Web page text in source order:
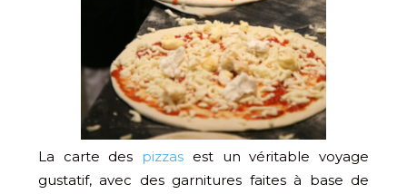
La carte des pizzas est un véritable voyage
gustatif, avec des garnitures faites à base de